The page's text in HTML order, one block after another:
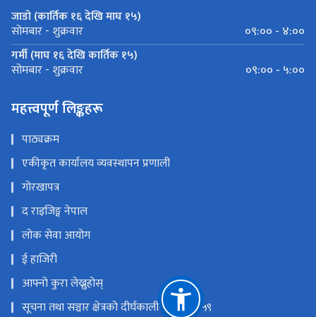
जाडो (कार्तिक १६ देखि माघ १५)
सोमबार - शुक्रवार
०९:०० - ४:००
गर्मी (माघ १६ देखि कार्तिक १५)
सोमबार - शुक्रवार ०९:०० - ५:००
महत्त्वपूर्ण लिङ्कहरू
पाठ्यक्रम
एकीकृत कार्यालय व्यवस्थापन प्रणाली
गोरखापत्र
द राइजिङ्ग नेपाल
लोक सेवा आयोग
ई हाजिरी
आफ्नो कुरा लेख्नुहोस्
सूचना तथा सञ्चार क्षेत्रको दीर्घकालीन नीति २०५९